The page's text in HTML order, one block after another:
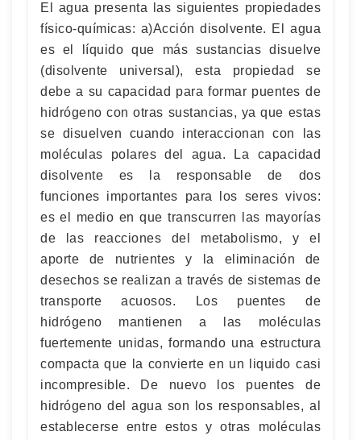
El agua presenta las siguientes propiedades
físico-químicas: a)Acción disolvente. El agua
es el líquido que más sustancias disuelve
(disolvente universal), esta propiedad se
debe a su capacidad para formar puentes de
hidrógeno con otras sustancias, ya que estas
se disuelven cuando interaccionan con las
moléculas polares del agua. La capacidad
disolvente es la responsable de dos
funciones importantes para los seres vivos:
es el medio en que transcurren las mayorías
de las reacciones del metabolismo, y el
aporte de nutrientes y la eliminación de
desechos se realizan a través de sistemas de
transporte acuosos. Los puentes de
hidrógeno mantienen a las moléculas
fuertemente unidas, formando una estructura
compacta que la convierte en un liquido casi
incompresible. De nuevo los puentes de
hidrógeno del agua son los responsables, al
establecerse entre estos y otras moléculas